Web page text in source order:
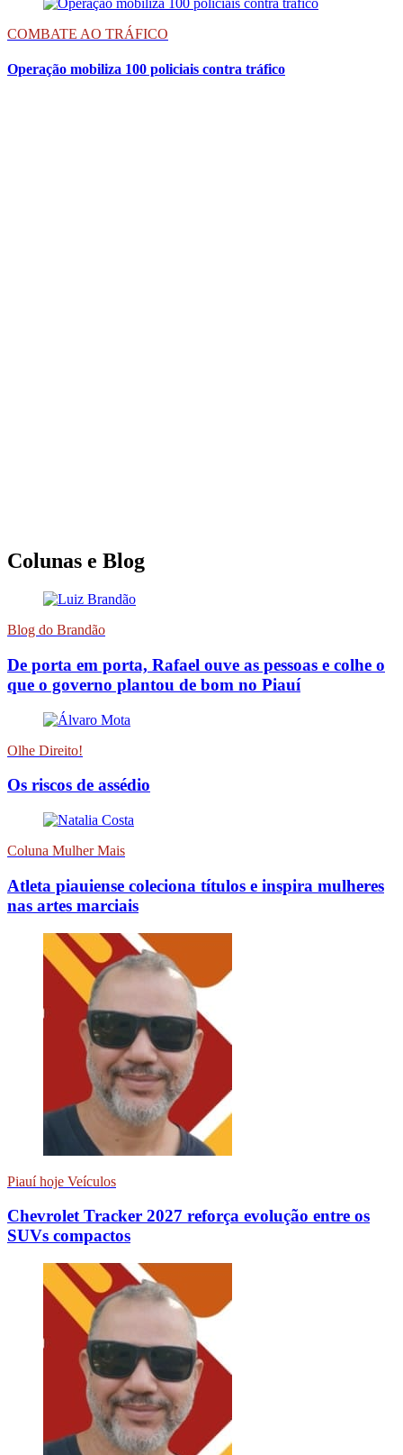
COMBATE AO TRÁFICO
Operação mobiliza 100 policiais contra tráfico
Colunas e Blog
Blog do Brandão
De porta em porta, Rafael ouve as pessoas e colhe o
que o governo plantou de bom no Piauí
Olhe Direito!
Os riscos de assédio
Coluna Mulher Mais
Atleta piauiense coleciona títulos e inspira mulheres
nas artes marciais
Piauí hoje Veículos
Chevrolet Tracker 2027 reforça evolução entre os
SUVs compactos